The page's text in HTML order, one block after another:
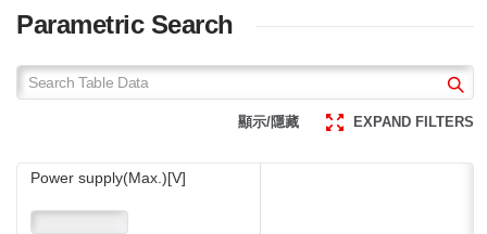
Parametric Search
顯示/隱藏 EXPAND FILTERS
Power supply(Max.)[V]